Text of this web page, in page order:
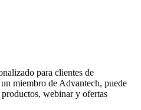
para clientes de
miembro de Advantech, puede
webinar y ofertas